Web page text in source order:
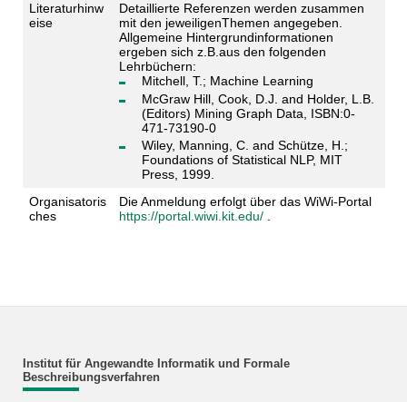
Literaturhinw
eise
Detaillierte Referenzen werden zusammen
mit den jeweiligenThemen angegeben.
Allgemeine Hintergrundinformationen
ergeben sich z.B.aus den folgenden
Lehrbüchern:
Mitchell, T.; Machine Learning
McGraw Hill, Cook, D.J. and Holder, L.B.
(Editors) Mining Graph Data, ISBN:0-
471-73190-0
Wiley, Manning, C. and Schütze, H.;
Foundations of Statistical NLP, MIT
Press, 1999.
Organisatoris
ches
Die Anmeldung erfolgt über das WiWi-Portal
https://portal.wiwi.kit.edu/.
Institut für Angewandte Informatik und Formale
Beschreibungsverfahren